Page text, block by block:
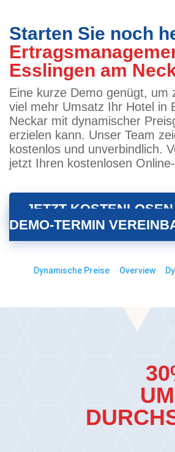
Starten Sie noch
Esslingen am
Eine kurze Demo genügt, um
viel mehr Umsatz Ihr Hotel in
Neckar mit dynamischer
erzielen kann. Unser Team
kostenlos und unverbindlich.
jetzt Ihren kostenlosen
JETZT
DEMO-TERMIN
Dynamische Preise Overview